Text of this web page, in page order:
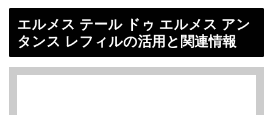
エルメス テール ドゥ エルメス アン
タンス レフィルの活用と関連情報